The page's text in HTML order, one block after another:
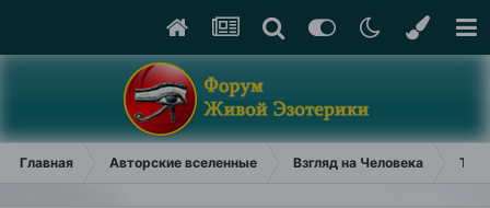
Главная Авторские вселенные Взгляд на Человека